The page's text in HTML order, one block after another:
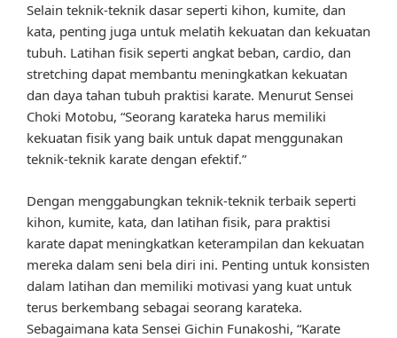
Selain teknik-teknik dasar seperti kihon, kumite, dan
kata, penting juga untuk melatih kekuatan dan kekuatan
tubuh. Latihan fisik seperti angkat beban, cardio, dan
stretching dapat membantu meningkatkan kekuatan
dan daya tahan tubuh praktisi karate. Menurut Sensei
Choki Motobu, “Seorang karateka harus memiliki
kekuatan fisik yang baik untuk dapat menggunakan
teknik-teknik karate dengan efektif.”
Dengan menggabungkan teknik-teknik terbaik seperti
kihon, kumite, kata, dan latihan fisik, para praktisi
karate dapat meningkatkan keterampilan dan kekuatan
mereka dalam seni bela diri ini. Penting untuk konsisten
dalam latihan dan memiliki motivasi yang kuat untuk
terus berkembang sebagai seorang karateka.
Sebagaimana kata Sensei Gichin Funakoshi, “Karate